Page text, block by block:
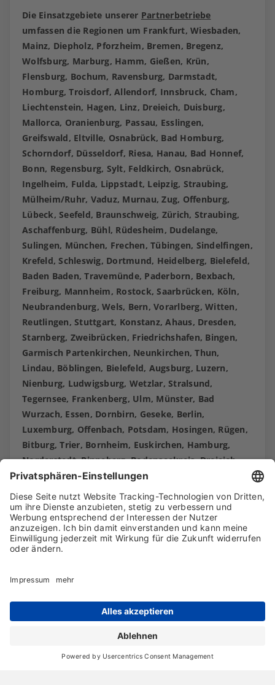
Die Einsatzgebiete unserer Partnerbetriebe
umfassen die Regionen um Frankfurt, Wiesbaden,
Mainz, Diepholz, Pforzheim, Bremen, Bregenz,
Wolfsburg, Marburg, Hamm, Gießen, Krün,
Flensburg, Bochum, Ravensburg, Darmstadt,
Homburg, Troisdorf, Allendorf, Innsbruck, Cham,
Liechtenstein, Hagen, Linz, Dreieich, Duisburg,
Mallorca, Oranienburg, Passau, Esslingen,
Greifswald, Eltville, Osnabrück, Bad Homburg,
Schorndorf, Düsseldorf, Riesa, Hanau, Bad Honnef,
Bonn, Regensburg, Sylt, Feldkirch, Osnabrück,
Ingelheim, Fulda, Lippstadt, Leipzig, Straubing,
Mülheim/Ruhr, Vaduz, Murnau, Zug, Offenburg,
Lübeck, Seefeld, Braunschweig, Zürich, Straubing,
Aschaffenburg, Bühl, Rüdesheim, Dudelange,
Sulingen, München, Frechen, Tübingen, Sindelfingen,
Krefeld, Schleswig, Dortmund, Heidelberg, Bielefeld,
Baden Baden, Travemünde, Paderborn, Bexbach,
Freiburg, Mannheim, Rostock, Saarbrücken, Köln,
Neubrandenburg, Wels, Bern, Vorarlberg, Witten,
Reutlingen, Stuttgart, Konstanz, Ahaus, Dresden,
Starnberg, Zweibrücken, Friedrichshafen, Bingen,
Garmisch Partenkirchen, Neunkirchen, Thun,
Lindau, Böblingen, Bielefeld, Augsburg, Luzern,
Nienburg, Ludwigsburg, Wetzlar, Stralsund,
Tegernsee, Frankenberg, Ulm, Münster, Bad
Wurzach, Essen, Dornbirn, Geseke, Berlin,
Luxemburg, Offenbach, Potsdam, Hosingen, Rügen,
Bitburg, Trier, Bornheim, Euskirchen, Hamburg,
Norderstedt, Pinneberg, Bodenseekreis, Dreieich,
Langen.